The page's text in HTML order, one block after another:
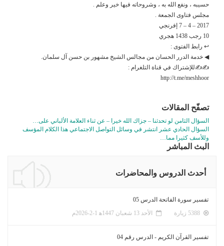
حسيبه ، ونفع الله به ، وشروحاته فيها خير وعلم .
مجلس فتاوى الجمعة .
2017 – 4 – 7 إفرنجي
10 رجب 1438 هجري
↩ رابط الفتوى :
◀ خدمة الدرر الحسان من مجالس الشيخ مشهور بن حسن آل سلمان.
✍✍للإشتراك في قناة التلغرام :
http://t.me/meshhoor
تصفّح المقالات
السؤال الثامن لو تحدثنا – جزاك الله خيرا – عن ثناء العلامة الألباني على…
السؤال الحادي عشر انتشر في وسائل التواصل الاجتماعي هذا الكلام المؤسف
وللأسف كثيرا مما…
البث المباشر
أحدث الدروس والمحاضرات
تفسير سورة الفاتحة الدرس 05
الأحد 13 شعبان 1447ﻫ 1-2-2026م
تفسير القرآن الكريم - الدرس رقم 04